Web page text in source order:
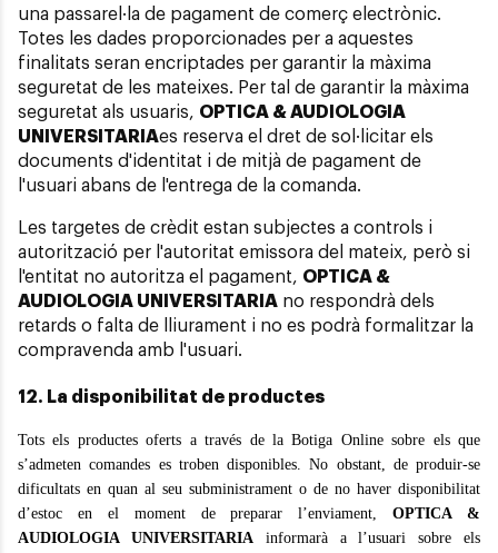
una passarel·la de pagament de comerç electrònic.
Totes les dades proporcionades per a aquestes
finalitats seran encriptades per garantir la màxima
seguretat de les mateixes. Per tal de garantir la màxima
seguretat als usuaris, OPTICA & AUDIOLOGIA
UNIVERSITARIAes reserva el dret de sol·licitar els
documents d'identitat i de mitjà de pagament de
l'usuari abans de l'entrega de la comanda.
Les targetes de crèdit estan subjectes a controls i
autorització per l'autoritat emissora del mateix, però si
l'entitat no autoritza el pagament, OPTICA &
AUDIOLOGIA UNIVERSITARIA no respondrà dels
retards o falta de lliurament i no es podrà formalitzar la
compravenda amb l'usuari.
12. La disponibilitat de productes
Tots els productes oferts a través de la Botiga Online sobre els que
s’admeten comandes es troben disponibles. No obstant, de produir-se
dificultats en quan al seu subministrament o de no haver disponibilitat
d’estoc en el moment de preparar l’enviament,OPTICA &
AUDIOLOGIA UNIVERSITARIAinformarà a l’usuari sobre els